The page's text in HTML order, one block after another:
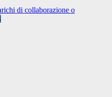
di collaborazione o